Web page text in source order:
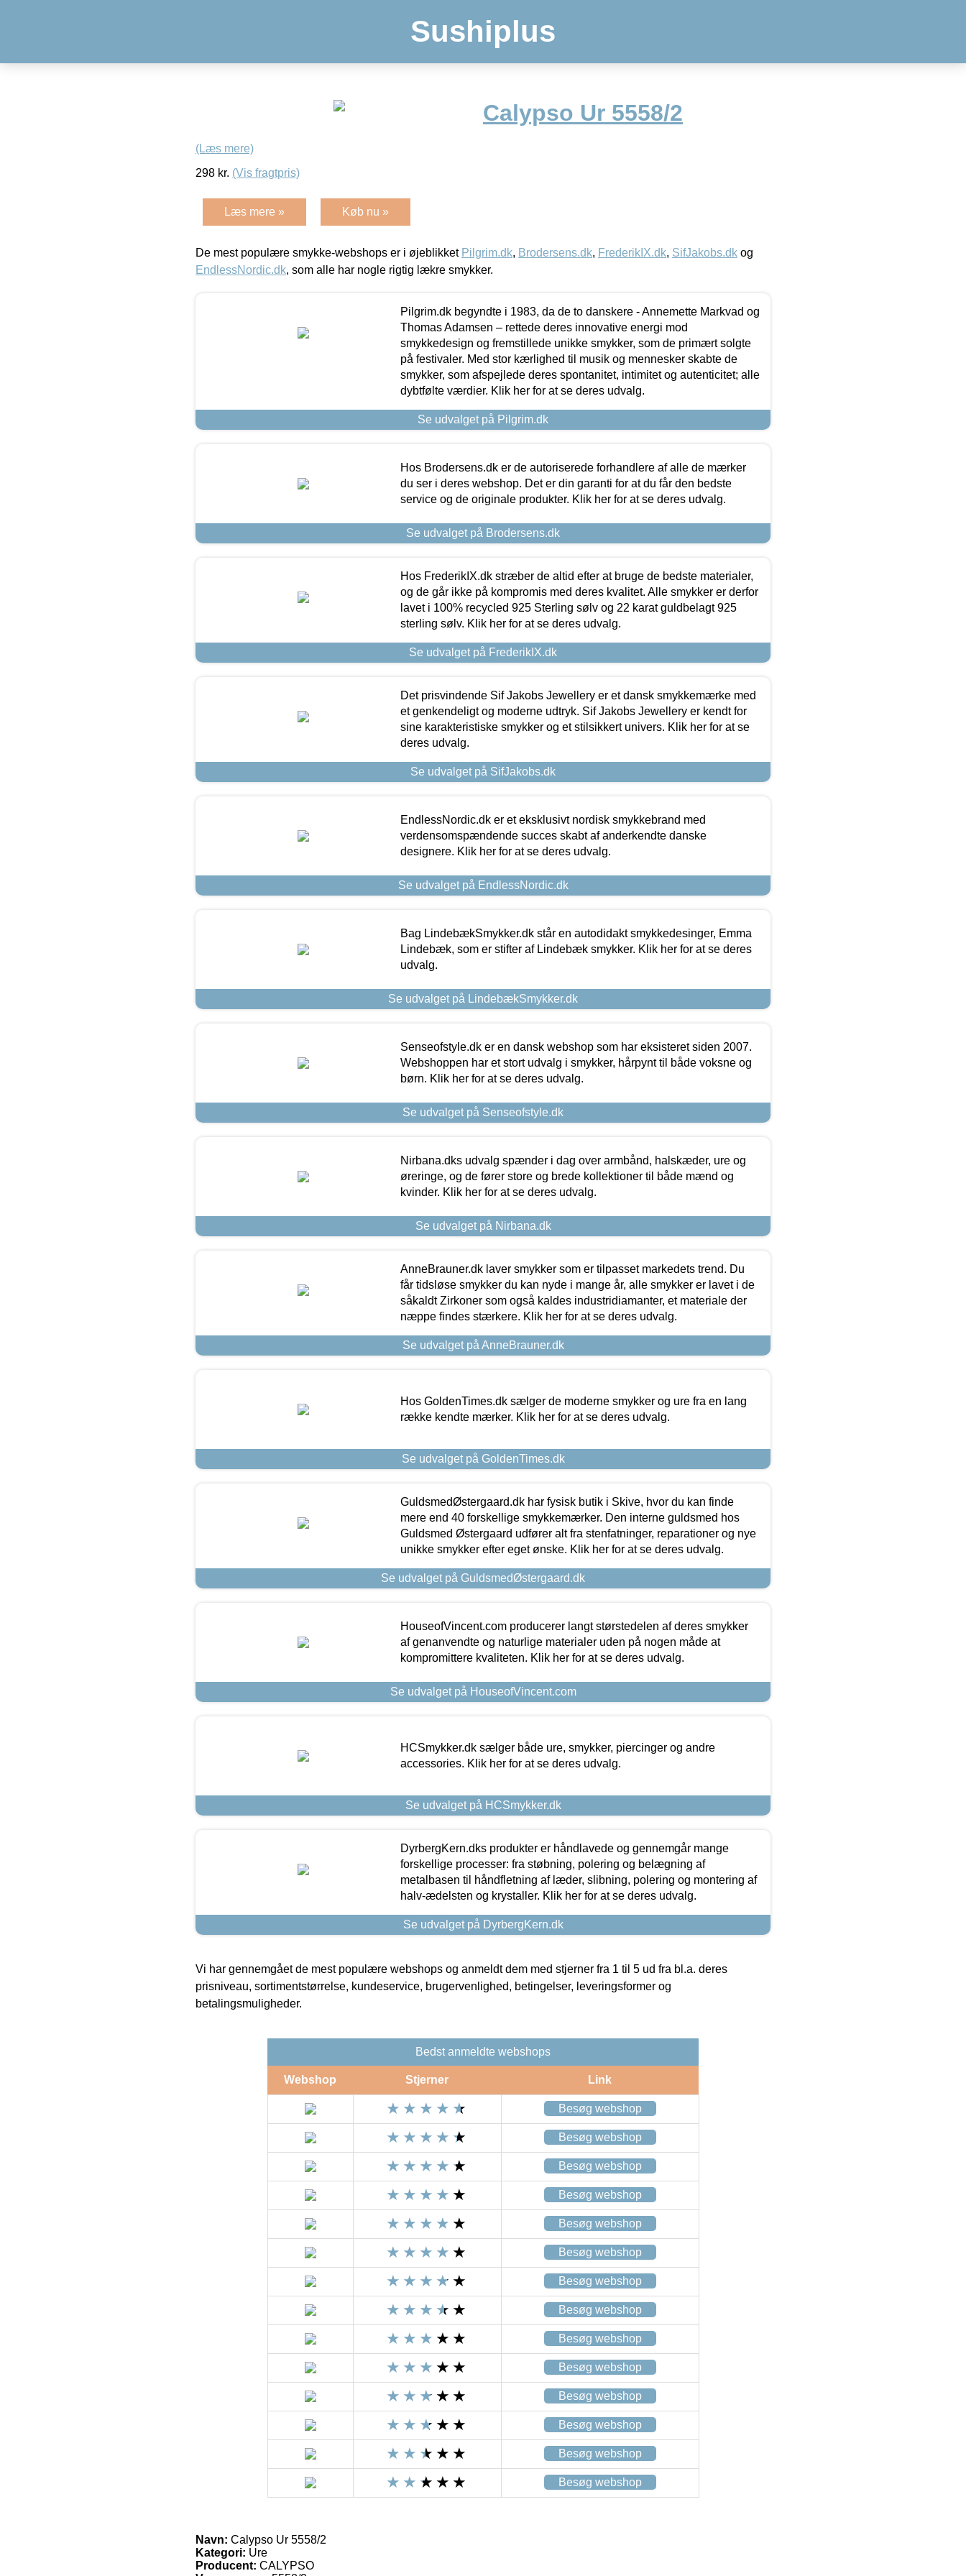
Sushiplus
Calypso Ur 5558/2
(Læs mere)
298 kr. (Vis fragtpris)
Læs mere » Køb nu »
De mest populære smykke-webshops er i øjeblikket Pilgrim.dk, Brodersens.dk, FrederikIX.dk, SifJakobs.dk og
EndlessNordic.dk, som alle har nogle rigtig lækre smykker.
Pilgrim.dk begyndte i 1983, da de to danskere - Annemette Markvad og
Thomas Adamsen – rettede deres innovative energi mod
smykkedesign og fremstillede unikke smykker, som de primært solgte
på festivaler. Med stor kærlighed til musik og mennesker skabte de
smykker, som afspejlede deres spontanitet, intimitet og autenticitet; alle
dybtfølte værdier. Klik her for at se deres udvalg.
Se udvalget på Pilgrim.dk
Hos Brodersens.dk er de autoriserede forhandlere af alle de mærker
du ser i deres webshop. Det er din garanti for at du får den bedste
service og de originale produkter. Klik her for at se deres udvalg.
Se udvalget på Brodersens.dk
Hos FrederikIX.dk stræber de altid efter at bruge de bedste materialer,
og de går ikke på kompromis med deres kvalitet. Alle smykker er derfor
lavet i 100% recycled 925 Sterling sølv og 22 karat guldbelagt 925
sterling sølv. Klik her for at se deres udvalg.
Se udvalget på FrederikIX.dk
Det prisvindende Sif Jakobs Jewellery er et dansk smykkemærke med
et genkendeligt og moderne udtryk. Sif Jakobs Jewellery er kendt for
sine karakteristiske smykker og et stilsikkert univers. Klik her for at se
deres udvalg.
Se udvalget på SifJakobs.dk
EndlessNordic.dk er et eksklusivt nordisk smykkebrand med
verdensomspændende succes skabt af anderkendte danske
designere. Klik her for at se deres udvalg.
Se udvalget på EndlessNordic.dk
Bag LindebækSmykker.dk står en autodidakt smykkedesinger, Emma
Lindebæk, som er stifter af Lindebæk smykker. Klik her for at se deres
udvalg.
Se udvalget på LindebækSmykker.dk
Senseofstyle.dk er en dansk webshop som har eksisteret siden 2007.
Webshoppen har et stort udvalg i smykker, hårpynt til både voksne og
børn. Klik her for at se deres udvalg.
Se udvalget på Senseofstyle.dk
Nirbana.dks udvalg spænder i dag over armbånd, halskæder, ure og
øreringe, og de fører store og brede kollektioner til både mænd og
kvinder. Klik her for at se deres udvalg.
Se udvalget på Nirbana.dk
AnneBrauner.dk laver smykker som er tilpasset markedets trend. Du
får tidsløse smykker du kan nyde i mange år, alle smykker er lavet i de
såkaldt Zirkoner som også kaldes industridiamanter, et materiale der
næppe findes stærkere. Klik her for at se deres udvalg.
Se udvalget på AnneBrauner.dk
Hos GoldenTimes.dk sælger de moderne smykker og ure fra en lang
række kendte mærker. Klik her for at se deres udvalg.
Se udvalget på GoldenTimes.dk
GuldsmedØstergaard.dk har fysisk butik i Skive, hvor du kan finde
mere end 40 forskellige smykkemærker. Den interne guldsmed hos
Guldsmed Østergaard udfører alt fra stenfatninger, reparationer og nye
unikke smykker efter eget ønske. Klik her for at se deres udvalg.
Se udvalget på GuldsmedØstergaard.dk
HouseofVincent.com producerer langt størstedelen af deres smykker
af genanvendte og naturlige materialer uden på nogen måde at
kompromittere kvaliteten. Klik her for at se deres udvalg.
Se udvalget på HouseofVincent.com
HCSmykker.dk sælger både ure, smykker, piercinger og andre
accessories. Klik her for at se deres udvalg.
Se udvalget på HCSmykker.dk
DyrbergKern.dks produkter er håndlavede og gennemgår mange
forskellige processer: fra støbning, polering og belægning af
metalbasen til håndfletning af læder, slibning, polering og montering af
halv-ædelsten og krystaller. Klik her for at se deres udvalg.
Se udvalget på DyrbergKern.dk
Vi har gennemgået de mest populære webshops og anmeldt dem med stjerner fra 1 til 5 ud fra bl.a. deres
prisniveau, sortimentstørrelse, kundeservice, brugervenlighed, betingelser, leveringsformer og
betalingsmuligheder.
Bedst anmeldte webshops
Webshop Stjerner Link
Besøg webshop
Besøg webshop
Besøg webshop
Besøg webshop
Besøg webshop
Besøg webshop
Besøg webshop
Besøg webshop
Besøg webshop
Besøg webshop
Besøg webshop
Besøg webshop
Besøg webshop
Besøg webshop
Navn: Calypso Ur 5558/2
Kategori: Ure
Producent: CALYPSO